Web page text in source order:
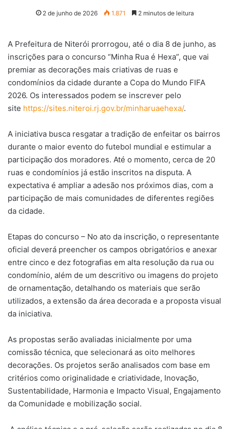
2 de junho de 2026 1.871 2 minutos de leitura
A Prefeitura de Niterói prorrogou, até o dia 8 de junho, as
inscrições para o concurso “Minha Rua é Hexa”, que vai
premiar as decorações mais criativas de ruas e
condomínios da cidade durante a Copa do Mundo FIFA
2026. Os interessados podem se inscrever pelo
site https://sites.niteroi.rj.gov.br/minharuaehexa/.
A iniciativa busca resgatar a tradição de enfeitar os bairros
durante o maior evento do futebol mundial e estimular a
participação dos moradores. Até o momento, cerca de 20
ruas e condomínios já estão inscritos na disputa. A
expectativa é ampliar a adesão nos próximos dias, com a
participação de mais comunidades de diferentes regiões
da cidade.
Etapas do concurso – No ato da inscrição, o representante
oficial deverá preencher os campos obrigatórios e anexar
entre cinco e dez fotografias em alta resolução da rua ou
condomínio, além de um descritivo ou imagens do projeto
de ornamentação, detalhando os materiais que serão
utilizados, a extensão da área decorada e a proposta visual
da iniciativa.
As propostas serão avaliadas inicialmente por uma
comissão técnica, que selecionará as oito melhores
decorações. Os projetos serão analisados com base em
critérios como originalidade e criatividade, Inovação,
Sustentabilidade, Harmonia e Impacto Visual, Engajamento
da Comunidade e mobilização social.